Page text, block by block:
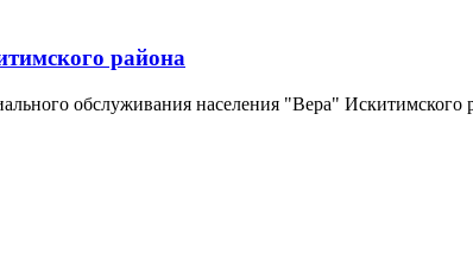
района
обслуживания населения "Вера" Искитимского